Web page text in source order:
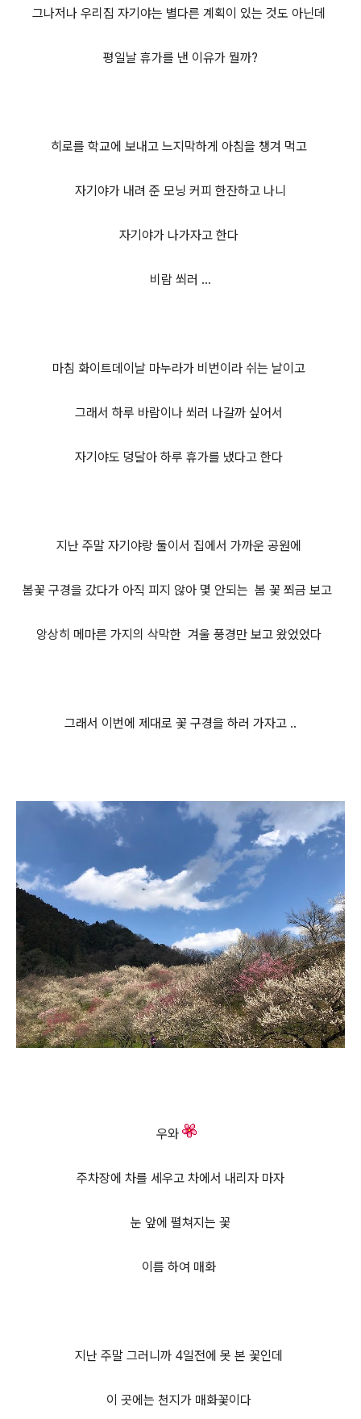
그나저나 우리집 자기야는 별다른 계획이 있는 것도 아닌데
평일날 휴가를 낸 이유가 뭘까?
히로를 학교에 보내고 느지막하게 아침을 챙겨 먹고
자기야가 내려 준 모닝 커피 한잔하고 나니
자기야가 나가자고 한다
비람 쐬러 ...
마침 화이트데이날 마누라가 비번이라 쉬는 날이고
그래서 하루 바람이나 쐬러 나갈까 싶어서
자기야도 덩달아 하루 휴가를 냈다고 한다
지난 주말 자기야랑 둘이서 집에서 가까운 공원에
봄꽃 구경을 갔다가 아직 피지 않아 몇 안되는 봄 꽃 쬐금 보고
앙상히 메마른 가지의 삭막한 겨울 풍경만 보고 왔었었다
그래서 이번에 제대로 꽃 구경을 하러 가자고 ..
우와
주차장에 차를 세우고 차에서 내리자 마자
눈 앞에 펼쳐지는 꽃
이름 하여 매화
지난 주말 그러니까 4일전에 못 본 꽃인데
이 곳에는 천지가 매화꽃이다